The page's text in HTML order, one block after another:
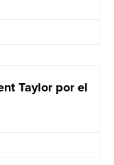
Taylor por el